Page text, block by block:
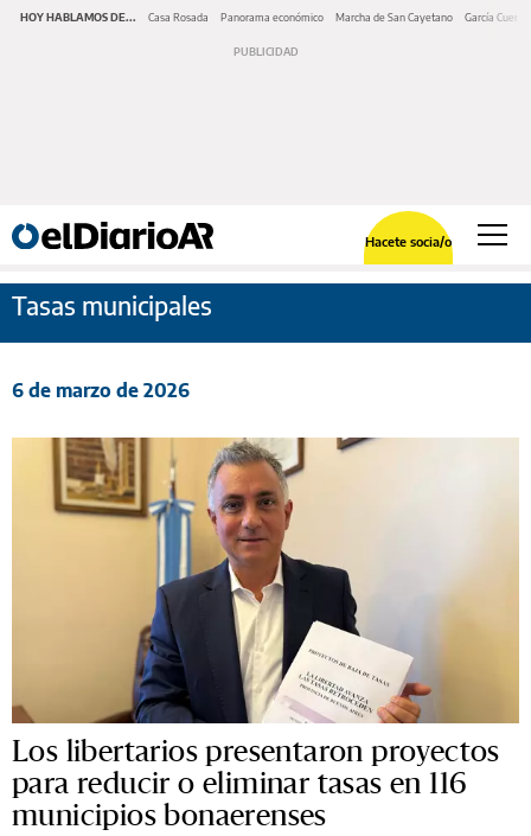
HOY HABLAMOS DE... Casa Rosada Panorama económico Marcha de San Cayetano García Cuerva
Hacete socia/o
Tasas municipales
6 de marzo de 2026
Los libertarios presentaron proyectos
para reducir o eliminar tasas en 116
municipios bonaerenses